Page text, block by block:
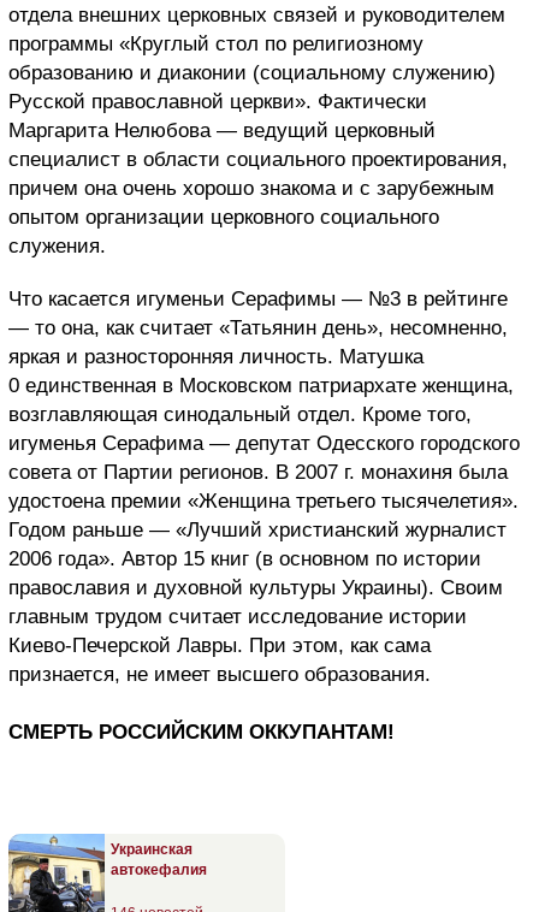
отдела внешних церковных связей и руководителем
программы «Круглый стол по религиозному
образованию и диаконии (социальному служению)
Русской православной церкви». Фактически
Маргарита Нелюбова — ведущий церковный
специалист в области социального проектирования,
причем она очень хорошо знакома и с зарубежным
опытом организации церковного социального
служения.
Что касается игуменьи Серафимы — №3 в рейтинге
— то она, как считает «Татьянин день», несомненно,
яркая и разносторонняя личность. Матушка
0 единственная в Московском патриархате женщина,
возглавляющая синодальный отдел. Кроме того,
игуменья Серафима — депутат Одесского городского
совета от Партии регионов. В 2007 г. монахиня была
удостоена премии «Женщина третьего тысячелетия».
Годом раньше — «Лучший христианский журналист
2006 года». Автор 15 книг (в основном по истории
православия и духовной культуры Украины). Своим
главным трудом считает исследование истории
Киево-Печерской Лавры. При этом, как сама
признается, не имеет высшего образования.
СМЕРТЬ РОССИЙСКИМ ОККУПАНТАМ!
Украинская
автокефалия